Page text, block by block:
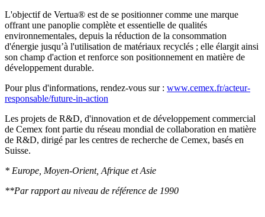
L'objectif de Vertua® est de se positionner comme une marque
offrant une panoplie complète et essentielle de qualités
environnementales, depuis la réduction de la consommation
d'énergie jusqu’à l'utilisation de matériaux recyclés ; elle élargit ainsi
son champ d'action et renforce son positionnement en matière de
développement durable.
Pour plus d'informations, rendez-vous sur : www.cemex.fr/acteur-
responsable/future-in-action
Les projets de R&D, d'innovation et de développement commercial
de Cemex font partie du réseau mondial de collaboration en matière
de R&D, dirigé par les centres de recherche de Cemex, basés en
Suisse.
* Europe, Moyen-Orient, Afrique et Asie
**Par rapport au niveau de référence de 1990